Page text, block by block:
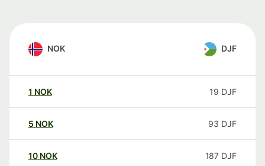
NOK DJF
1 NOK 19 DJF
5 NOK 93 DJF
10 NOK 187 DJF